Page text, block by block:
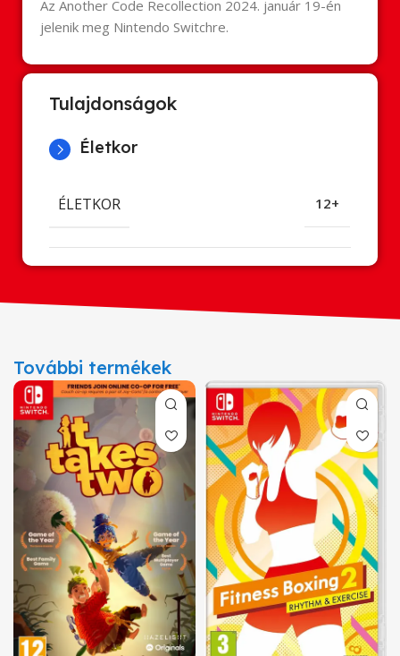
Az Another Code Recollection 2024. január 19-én
jelenik meg Nintendo Switchre.
Tulajdonságok
Életkor
ÉLETKOR 12+
További termékek